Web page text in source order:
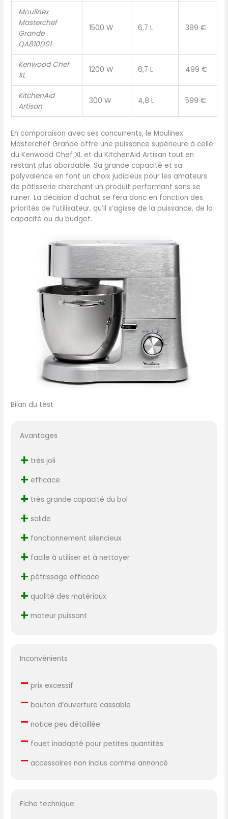
Moulinex
Masterchef
Grande
QA810D01
1500 W 6,7 L 399 €
Kenwood Chef
XL
1200 W 6,7 L 499 €
KitchenAid
Artisan
300 W 4,8 L 599 €
En comparaison avec ses concurrents, le Moulinex
Masterchef Grande offre une puissance supérieure à celle
du Kenwood Chef XL et du KitchenAid Artisan tout en
restant plus abordable. Sa grande capacité et sa
polyvalence en font un choix judicieux pour les amateurs
de pâtisserie cherchant un produit performant sans se
ruiner. La décision d’achat se fera donc en fonction des
priorités de l’utilisateur, qu’il s’agisse de la puissance, de la
capacité ou du budget.
Bilan du test
Avantages
+ très joli
+ efficace
+ très grande capacité du bol
+ solide
+ fonctionnement silencieux
+ facile à utiliser et à nettoyer
+ pétrissage efficace
+ qualité des matériaux
+ moteur puissant
Inconvénients
– prix excessif
– bouton d’ouverture cassable
– notice peu détaillée
– fouet inadapté pour petites quantités
– accessoires non inclus comme annoncé
Fiche technique